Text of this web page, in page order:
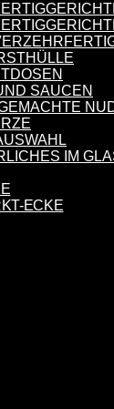
SAUCEN
IM
ECKE